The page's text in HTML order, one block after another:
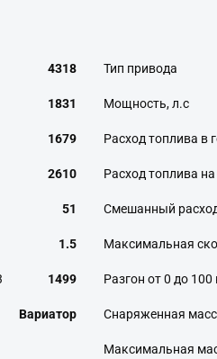
4318
1831
1679
2610
51
1.5
1499
Вариатор
Тип привода
Мощность, л.с
Расход топлива в
Расход топлива
Смешанный
Максимальная
Разгон от 0 до
Снаряженная
Максимальная